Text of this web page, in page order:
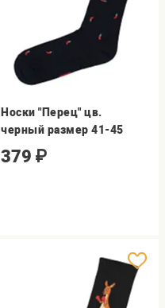
Носки "Перец" цв.
черный размер 41-45
379 ₽